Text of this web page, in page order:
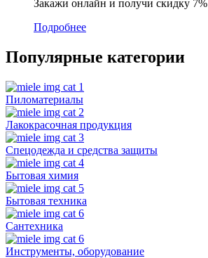
Закажи онлайн и получи скидку 7%
Подробнее
Популярные категории
Пиломатериалы
Лакокрасочная продукция
Спецодежда и средства защиты
Бытовая химия
Бытовая техника
Сантехника
Инструменты, оборудование